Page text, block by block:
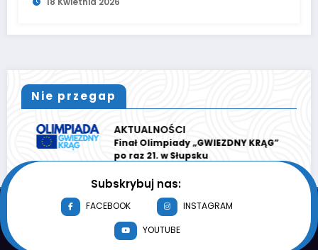
AKTUALNOŚCI
Finał Olimpiady „GWIEZDNY KRĄG”
po raz 21. w Słupsku
Subskrybuj nas:
FACEBOOK
YOUTUBE